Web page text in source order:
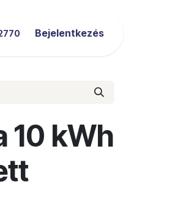
LetöltésekBejelentkezés
10 kWh